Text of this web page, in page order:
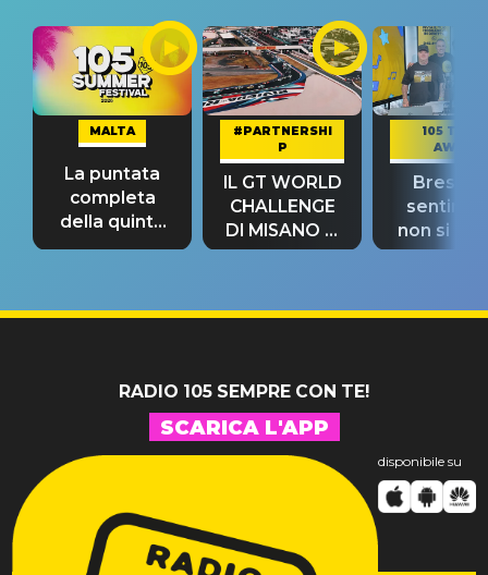
MALTA
La puntata
completa
della quinta
tappa
#PARTNERSHI
P
IL GT WORLD
CHALLENGE
DI MISANO si
riconferma
105 TAKE
AWAY
Bresh:
non si
fino alla
RADIO 105 SEMPRE CON TE!
SCARICA L'APP
disponibile su